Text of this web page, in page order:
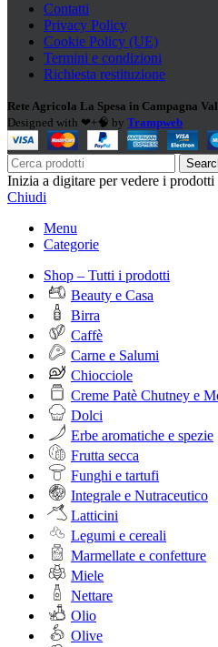
Contatti
Privacy Policy
Cookie Policy (UE)
Termini e condizioni
Richiesta restituzione
Rete Agricola La Spesa in Campagna
Designed with ❤+🧠 by Trampweb
Inizia a digitare per vedere i prodotti
Chiudi
Menu
Categorie
Shop – Tutti i prodotti
Beauty e Casa
Birra
Caffè
Carne e Salumi
Chiocciole
Creme Patè Chutney e
Dolci
Erbe aromatiche e spezie
Frutta secca
Funghi e tartufi
Integrale e Nutraceutico
Latticini
Legumi e cereali
Marmellate e confetture
Miele
Nettare
Olio
Olive